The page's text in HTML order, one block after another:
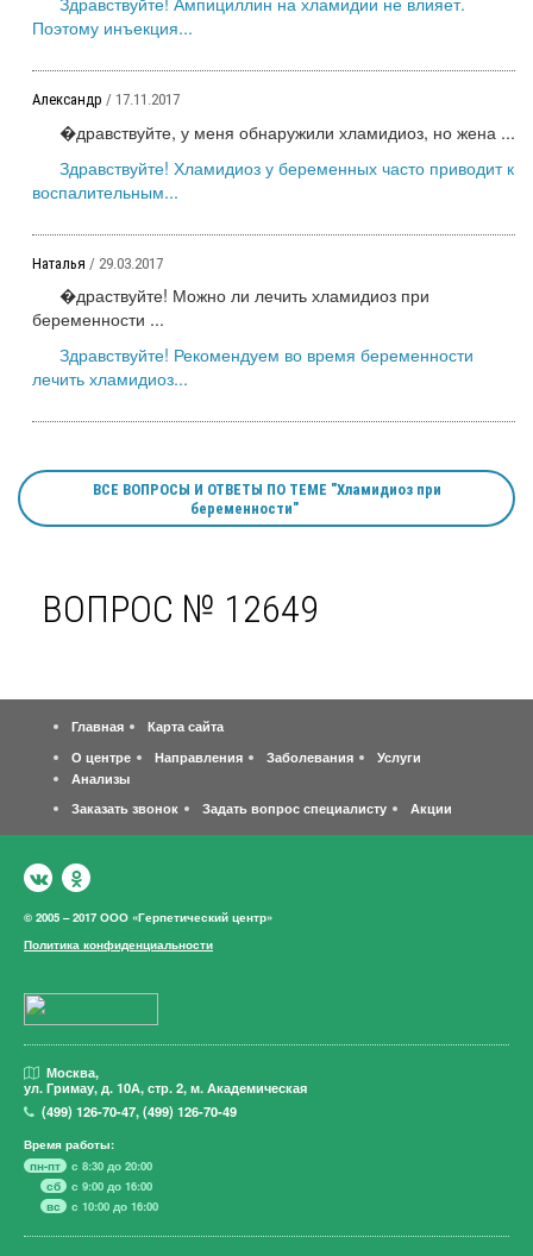
Поэтому инъекция...
Александр / 17.11.2017
�дравствуйте, у меня обнаружили хламидиоз, но жена ...
Здравствуйте! Хламидиоз у беременных часто приводит к
воспалительным...
Наталья / 29.03.2017
�драствуйте! Можно ли лечить хламидиоз при
беременности ...
Здравствуйте! Рекомендуем во время беременности
лечить хламидиоз...
ВСЕ ВОПРОСЫ И ОТВЕТЫ ПО ТЕМЕ "Хламидиоз при
беременности"
ВОПРОС № 12649
Главная
Карта сайта
О центре
Направления Заболевания
Услуги
Анализы
Заказать звонок
Задать вопрос специалисту Акции
© 2005 – 2017 ООО «Герпетический центр»
Политика конфиденциальности
Москва,
ул. Гримау,д. 10А, стр. 2, м. Академическая
(499)126-70-47,(499)126-70-49
Время работы:
пн-пт
с 8:30 до 20:00
сб
с 9:00 до 16:00
вс
с 10:00 до 16:00